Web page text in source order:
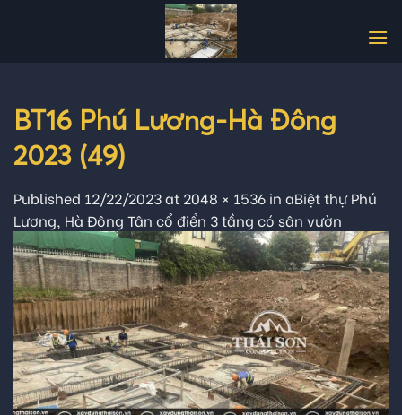
BT16 Phú Lương-Hà Đông
2023 (49)
Published 12/22/2023at 2048 × 1536 in aBiệt thự Phú
Lương, Hà Đông Tân cổ điển 3 tầng có sân vườn